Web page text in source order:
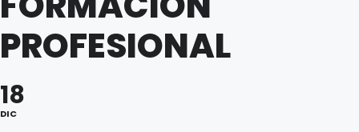
PROFESIONAL
18
DIC